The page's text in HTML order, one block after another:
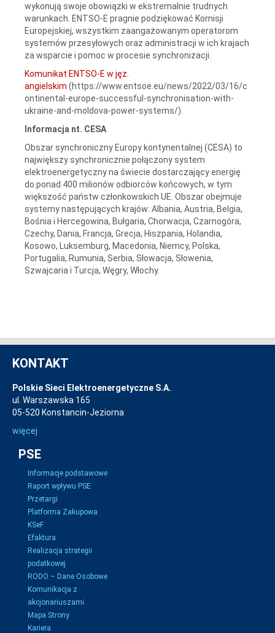
wykonują swoje obowiązki w ekstremalnie trudnych
warunkach. ENTSO-E pragnie podziękować Komisji
Europejskiej, wszystkim zaangażowanym operatorom
systemów przesyłowych oraz administracji w ich krajach
za wsparcie i pomoc w procesie synchronizacji.
Komunikat ENTSO-E w jęz.
angielskim (https://www.entsoe.eu/news/2022/03/16/c
ontinental-europe-successful-synchronisation-with-
ukraine-and-moldova-power-systems/).
Informacja nt. CESA
Obszar synchroniczny Europy kontynentalnej (CESA) to
największy synchronicznie połączony system
elektroenergetyczny na świecie dostarczający energię
do ponad 400 milionów odbiorców końcowych, w tym
większość państw członkowskich UE. Obszar obejmuje
systemy następujących krajów: Albania, Austria, Belgia,
Bośnia i Hercegowina, Bułgaria, Chorwacja, Czarnogóra,
Czechy, Dania, Francja, Grecja, Hiszpania, Holandia,
Kosowo, Luksemburg, Macedonia, Niemcy, Polska,
Portugalia, Rumunia, Serbia, Słowacja, Słowenia,
Szwajcaria i Turcja, Węgry, Włochy.
KONTAKT
Polskie Sieci Elektroenergetyczne S.A.
ul. Warszawska 165
05-520 Konstancin-Jeziorna
więcej
PSE
Informacje podstawowe
Raport wpływu PSE
Przetargi
Platforma Zakupowa
KSeF
Efaktura
Realizacja strategii
podatkowej
RODO – Dane Osobowe
Komunikacja z
akcjonariuszami
Mapa Strony
Kariera